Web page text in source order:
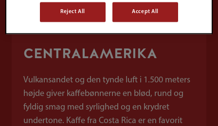
CENTRALAMERIKA
Vulkansandet og den tynde luft i 1.500 meters
højde giver kaffebønnerne en blød, rund og
fyldig smag med syrlighed og en krydret
undertone. Kaffe fra Costa Rica er en favorit
Reject All Accept All